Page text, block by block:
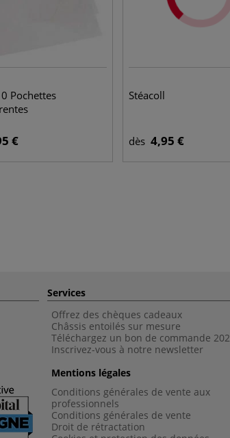
Pochettes
€
Stéacoll
dès 4,95 €
Services
Offrez des chèques cadeaux
Châssis entoilés sur mesure
Téléchargez un bon de commande 202
Inscrivez-vous à notre newsletter
Mentions légales
Conditions générales de vente aux
professionnels
Conditions générales de vente
Droit de rétractation